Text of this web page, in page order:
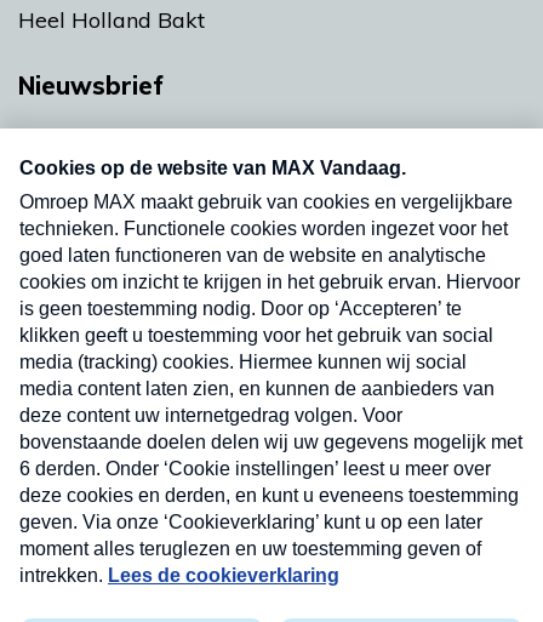
Heel Holland Bakt
Nieuwsbrief
nieuwsbrief. Elke vrijdag- en dinsdagochtend in
uw mailbox.
Verzend
Nieuwsbrief
Neem hier een gratis abonnement op onze
nieuwsbrief. Elke vrijdag- en dinsdagochtend in uw